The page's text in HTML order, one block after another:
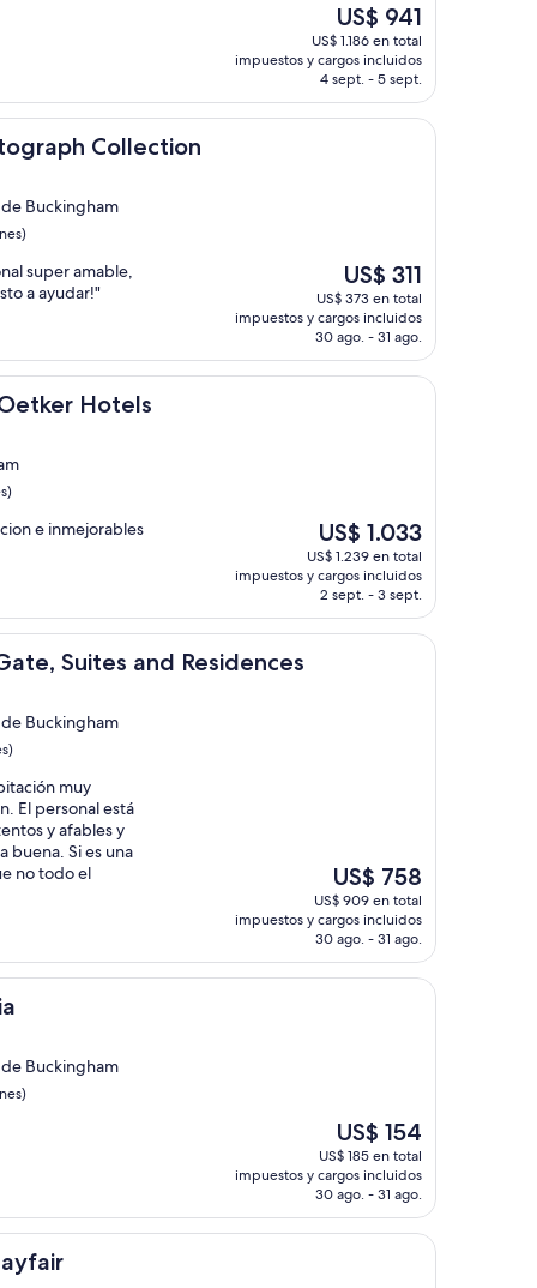
El
precio
actual
es
de
US$ 941
US$ 941
US$ 1.186 en total
impuestos y cargos incluidos
4 sept. - 5 sept.
Collection
Buckingham
super amable,
a ayudar!"
El
precio
actual
es
de
US$ 311
US$ 311
US$ 373 en total
impuestos y cargos incluidos
30 ago. - 31 ago.
Hotels
e inmejorables
El
precio
actual
es
de
US$ 1.033
US$ 1.033
US$ 1.239 en total
impuestos y cargos incluidos
2 sept. - 3 sept.
Suites and Residences
and Residences
Buckingham
muy
El personal está
y afables y
buena. Si es una
no todo el
El
precio
actual
es
de
US$ 758
US$ 758
US$ 909 en total
impuestos y cargos incluidos
30 ago. - 31 ago.
Buckingham
El
precio
actual
es
de
US$ 154
US$ 154
US$ 185 en total
impuestos y cargos incluidos
30 ago. - 31 ago.